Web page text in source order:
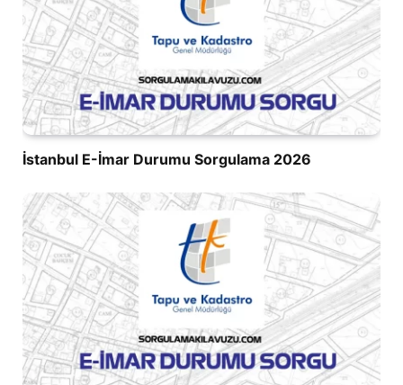
İstanbul E-İmar Durumu Sorgulama 2026